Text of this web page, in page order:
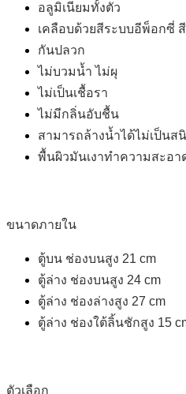
อลูมิเนียมทั้งตัว
เคลือบด้วยสีระบบอีพ็อกซี่
กันปลวก
ไม่บวมน้ำ ไม่ผุ
ไม่เป็นเชื้อรา
ไม่มีกลิ่นอับชื้น
สามารถล้างน้ำได้ไม่เป็นส
พื้นผิวมันเงาทำความสะอา
ขนาดภายใน
ตู้บน ช่องบนสูง 21 cm
ตู้ล่าง ช่องบนสูง 24 cm
ตู้ล่าง ช่องล่างสูง 27 cm
ตู้ล่าง ช่องใต้ลิ้นชักสูง 15
ตัวเลือก